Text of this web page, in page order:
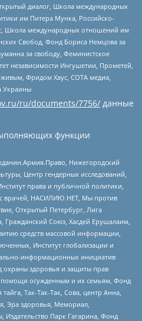
диалог, Школа международных
им Питера Мунка, Российско-
Школа международных отношений им
Свобод, Фонд Бориса Немцова за
за свободу, Феминистское
независимости Ингушетии, Прометей,
Фридом Хаус, СОТА медиа,
Украины
ru/documents/7756/ данные
функции
Нижегородский
Центр гендерных исследований,
права и публичной политики,
врачей, НАСИЛИЮ.НЕТ, Мы против
Открытый Петербург, Лига
Гражданский Союз, Хасдей Ерушалаим,
средств массовой информации,
Институт глобализации и
информационных инициатив
охраны здоровья и защиты прав
помощи осужденным и их семьям, Фонд
Так-Так-Так, Сова, центр Анна,
Эра здоровья, Мемориал,
Парк Гагарина, Фонд